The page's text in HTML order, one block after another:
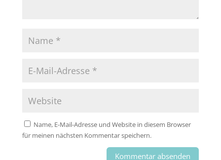
Name, E-Mail-Adresse und Website in diesem Browser
für meinen nächsten Kommentar speichern.